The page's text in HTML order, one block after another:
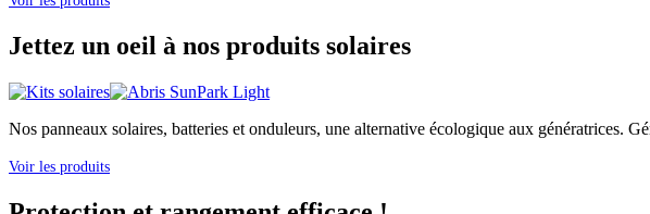
Jettez un oeil à nos produits solaires
Nos panneaux solaires, batteries et onduleurs, une alternative écologique aux génératrices.
Voir les produits